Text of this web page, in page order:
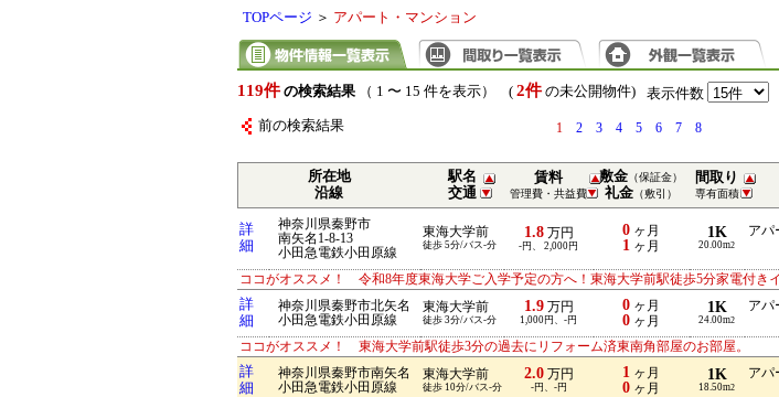
TOPページ ＞ アパート・マンション
119件 の検索結果（ 1 〜 15 件を表示） ( 2件の未公開物件) 表示件数
前の検索結果 1 2 3 4 5 6 7 8
所在地
沿線
駅名
交通
賃料
管理費・共益費
敷金 （保証金）
礼金 （敷引）
間取り
専有面積
詳
細
神奈川県秦野市
南矢名1-8-13
小田急電鉄小田原線
東海大学前
徒歩 5分/バス-分
1.8万円
-円、 2,000円
0 ヶ月
1 ヶ月
1K
20.00m2
アパ
ココがオススメ！ 令和8年度東海大学ご入学予定の方へ！東海大学前駅徒歩5分家電付き
詳
細
神奈川県秦野市北矢名
小田急電鉄小田原線
東海大学前
徒歩 3分/バス-分
1.9万円
1,000円、-円
0 ヶ月
0 ヶ月
1K
24.00m2
アパ
ココがオススメ！ 東海大学前駅徒歩3分の過去にリフォーム済東南角部屋のお部屋。
詳
細
神奈川県秦野市南矢名
小田急電鉄小田原線
東海大学前
徒歩 10分/バス-分
2.0万円
-円、-円
1 ヶ月
0 ヶ月
1K
18.50m2
アパ